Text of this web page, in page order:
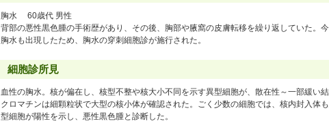
胸水 60歳代 男性
背部の悪性黒色腫の手術歴があり、その後、胸部や腋窩の皮膚転移を繰り返していた。
胸水も出現したため、胸水の穿刺細胞診が施行された。
細胞診所見
血性の胸水。核が偏在し、核型不整や核大小不同を示す異型細胞が、散在性～一部緩い
クロマチンは細顆粒状で大型の核小体が確認された。ごく少数の細胞では、核内封入体
型細胞が陽性を示し、悪性黒色腫と診断した。